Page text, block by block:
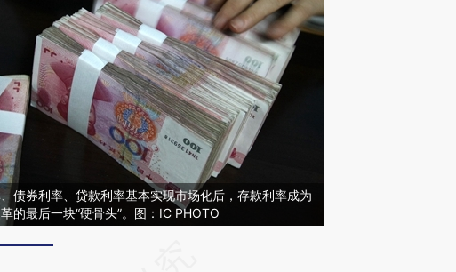
债券利率、贷款利率基本实现市场化后，存款利率成为
的最后一块“硬骨头”。图：IC PHOTO